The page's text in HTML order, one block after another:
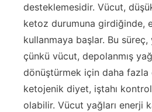
desteklemesidir. Vücut,
ketoz durumuna girdiğinde,
kullanmaya başlar. Bu süreç,
çünkü vücut, depolanmış
dönüştürmek için daha fazla
ketojenik diyet, iştahı
olabilir. Vücut yağları enerji